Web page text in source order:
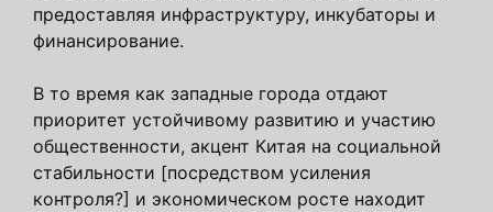
предоставляя инфраструктуру, инкубаторы и
финансирование.
В то время как западные города отдают
приоритет устойчивому развитию и участию
общественности, акцент Китая на социальной
стабильности [посредством усиления
контроля?] и экономическом росте находит